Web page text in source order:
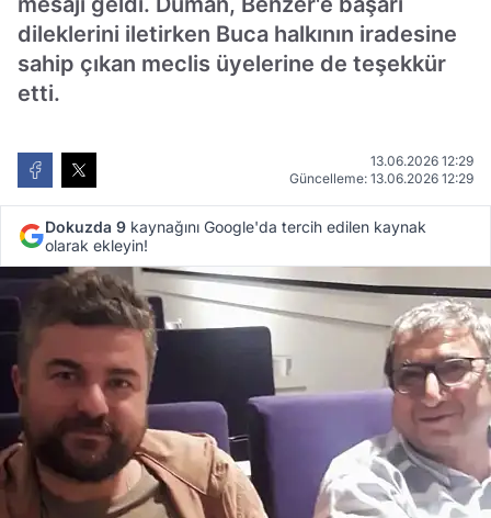
dileklerini iletirken Buca halkının iradesine
sahip çıkan meclis üyelerine de teşekkür
etti.
13.06.2026 12:29
Güncelleme: 13.06.2026 12:29
Dokuzda 9 kaynağını Google'da tercih edilen kaynak
olarak ekleyin!